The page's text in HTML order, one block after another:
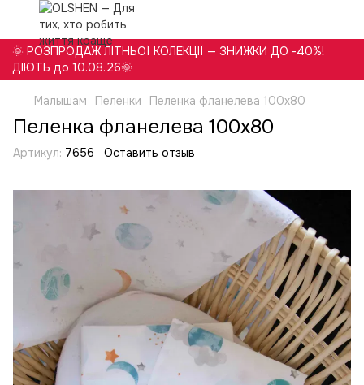
🌞 РОЗПРОДАЖ ЛІТНЬОЇ КОЛЕКЦІЇ — ЗНИЖКИ ДО -40%!
ДІЮТЬ до 10.08.26🌞
Малышам Пеленки Пеленка фланелева 100х80
Пеленка фланелева 100х80
Артикул: 7656 Оставить отзыв